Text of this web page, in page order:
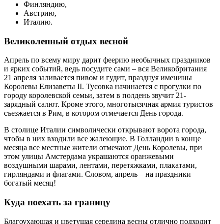
Финляндию,
Австрию,
Италию.
Великолепный отдых весной
Апрель по всему миру дарит феерию необычных праздников
и ярких событий, ведь посудите сами – вся Великобритания
21 апреля заливается пивом и гудит, празднуя именины
Королевы Елизаветы II. Тусовка начинается с прогулки по
городу королевской семьи, затем в полдень звучит 21-
зарядный салют. Кроме этого, многотысячная армия туристов
съезжается в Рим, в котором отмечается День города.
В столице Италии символически открывают ворота города,
чтобы в них входили все жалеющие. В Голландии в конце
месяца все местные жители отмечают День Королевы, при
этом улицы Амстердама украшаются оранжевыми
воздушными шарами, лентами, перетяжками, плакатами,
гирляндами и флагами. Словом, апрель – на праздники
богатый месяц!
Куда поехать за границу
Благоухающая и цветущая середина весны отлично подходит